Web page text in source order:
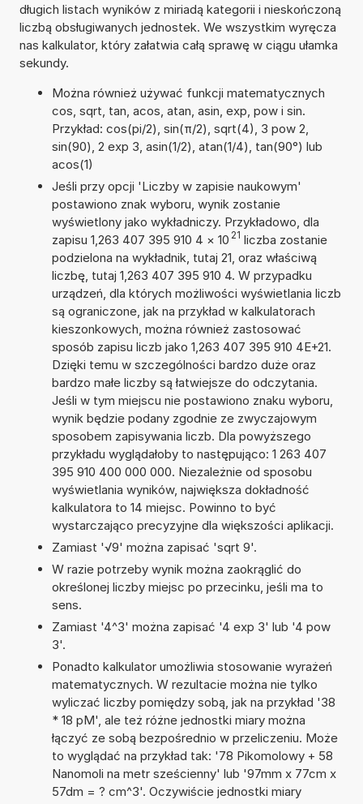
długich listach wyników z miriadą kategorii i nieskończoną
liczbą obsługiwanych jednostek. We wszystkim wyręcza
nas kalkulator, który załatwia całą sprawę w ciągu ułamka
sekundy.
Można również używać funkcji matematycznych
cos, sqrt, tan, acos, atan, asin, exp, pow i sin.
Przykład: cos(pi/2), sin(π/2), sqrt(4), 3 pow 2,
sin(90), 2 exp 3, asin(1/2), atan(1/4), tan(90°) lub
acos(1)
Jeśli przy opcji 'Liczby w zapisie naukowym'
postawiono znak wyboru, wynik zostanie
wyświetlony jako wykładniczy. Przykładowo, dla
zapisu 1,263 407 395 910 4 × 10 21 liczba zostanie
podzielona na wykładnik, tutaj 21, oraz właściwą
liczbę, tutaj 1,263 407 395 910 4. W przypadku
urządzeń, dla których możliwości wyświetlania liczb
są ograniczone, jak na przykład w kalkulatorach
kieszonkowych, można również zastosować
sposób zapisu liczb jako 1,263 407 395 910 4E+21.
Dzięki temu w szczególności bardzo duże oraz
bardzo małe liczby są łatwiejsze do odczytania.
Jeśli w tym miejscu nie postawiono znaku wyboru,
wynik będzie podany zgodnie ze zwyczajowym
sposobem zapisywania liczb. Dla powyższego
przykładu wyglądałoby to następująco: 1 263 407
395 910 400 000 000. Niezależnie od sposobu
wyświetlania wyników, największa dokładność
kalkulatora to 14 miejsc. Powinno to być
wystarczająco precyzyjne dla większości aplikacji.
Zamiast '√9' można zapisać 'sqrt 9'.
W razie potrzeby wynik można zaokrąglić do
określonej liczby miejsc po przecinku, jeśli ma to
sens.
Zamiast '4^3' można zapisać '4 exp 3' lub '4 pow
3'.
Ponadto kalkulator umożliwia stosowanie wyrażeń
matematycznych. W rezultacie można nie tylko
wyliczać liczby pomiędzy sobą, jak na przykład '38
* 18 pM', ale też różne jednostki miary można
łączyć ze sobą bezpośrednio w przeliczeniu. Może
to wyglądać na przykład tak: '78 Pikomolowy + 58
Nanomoli na metr sześcienny' lub '97mm x 77cm x
57dm = ? cm^3'. Oczywiście jednostki miary